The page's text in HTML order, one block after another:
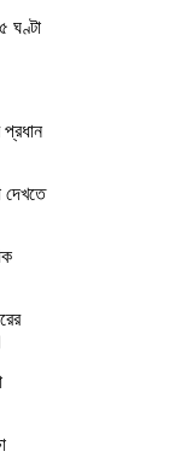
ঘণ্টা
প্রধান
দেখতে